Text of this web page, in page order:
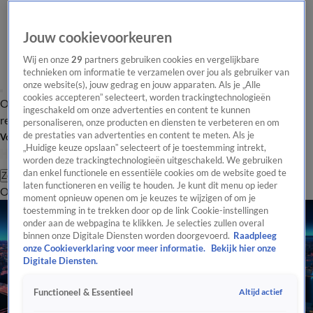
Overzicht Laatste nieuws Regionieuws Het beste van Hart
Tip de
redactie
Volg Hart van Nederland
Zoeken
OverzichtRegioUitzendingenWeerTip de redactiePanelVideo's
Jouw cookievoorkeuren
Wij en onze29 partners gebruiken cookies en vergelijkbare
technieken om informatie te verzamelen over jou als gebruiker van
onze website(s), jouw gedrag en jouw apparaten. Als je „Alle
cookies accepteren” selecteert, worden trackingtechnologieën
ingeschakeld om onze advertenties en content te kunnen
personaliseren, onze producten en diensten te verbeteren en om
de prestaties van advertenties en content te meten. Als je
„Huidige keuze opslaan” selecteert of je toestemming intrekt,
worden deze trackingtechnologieën uitgeschakeld. We gebruiken
dan enkel functionele en essentiële cookies om de website goed te
laten functioneren en veilig te houden. Je kunt dit menu op ieder
moment opnieuw openen om je keuzes te wijzigen of om je
toestemming in te trekken door op de link Cookie-instellingen
onder aan de webpagina te klikken. Je selecties zullen overal
binnen onze Digitale Diensten worden doorgevoerd. Raadpleeg
onze Cookieverklaring voor meer informatie.
Bekijk hier onze
Digitale Diensten.
Functioneel & Essentieel Altijd actief